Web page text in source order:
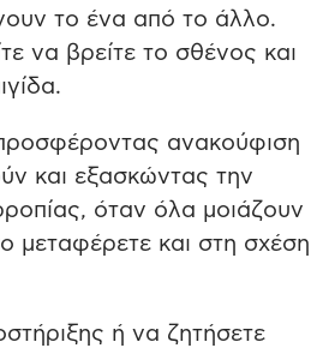
το ένα από το άλλο.
να βρείτε το σθένος και
ανακούφιση
και εξασκώντας την
όταν όλα μοιάζουν
μεταφέρετε και στη σχέση
ή να ζητήσετε